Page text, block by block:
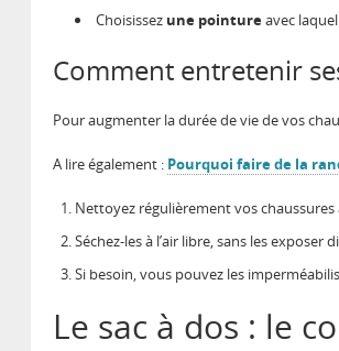
Choisissez une pointureavec
Comment entretenir
Pour augmenter la durée de vie de vos
A lire également : Pourquoi faire de la
Nettoyez régulièrement vos chaussures
Séchez-les à l’air libre, sans les
Si besoin, vous pouvez les
Le sac à dos : le